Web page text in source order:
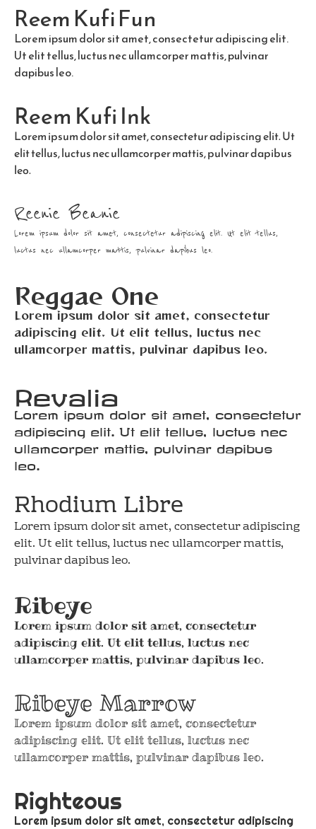
Reem Kufi Fun
Lorem ipsum dolor sit amet, consectetur adipiscing elit.
Ut elit tellus, luctus nec ullamcorper mattis, pulvinar
dapibus leo.
Reem Kufi Ink
Lorem ipsum dolor sit amet, consectetur adipiscing elit. Ut
elit tellus, luctus nec ullamcorper mattis, pulvinar dapibus
leo.
Reenie Beanie
Lorem ipsum dolor sit amet, consectetur adipiscing elit. Ut elit tellus,
luctus nec ullamcorper mattis, pulvinar dapibus leo.
Reggae One
Lorem ipsum dolor sit amet, consectetur
adipiscing elit. Ut elit tellus, luctus nec
ullamcorper mattis, pulvinar dapibus leo.
Revalia
Lorem ipsum dolor sit amet, consectetur
adipiscing elit. Ut elit tellus, luctus nec
ullamcorper mattis, pulvinar dapibus
leo.
Rhodium Libre
Lorem ipsum dolor sit amet, consectetur adipiscing
elit. Ut elit tellus, luctus nec ullamcorper mattis,
pulvinar dapibus leo.
Ribeye
Lorem ipsum dolor sit amet, consectetur
adipiscing elit. Ut elit tellus, luctus nec
ullamcorper mattis, pulvinar dapibus leo.
Ribeye Marrow
Lorem ipsum dolor sit amet, consectetur
adipiscing elit. Ut elit tellus, luctus nec
ullamcorper mattis, pulvinar dapibus leo.
Righteous
Lorem ipsum dolor sit amet, consectetur adipiscing